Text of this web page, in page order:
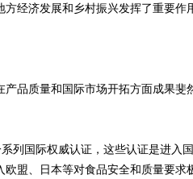
经济发展和乡村振兴发挥了重要作
品质量和国际市场开拓方面成果斐
国际权威认证，这些认证是进入
盟、日本等对食品安全和质量要求